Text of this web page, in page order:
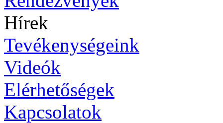
Hírek
Tevékenységeink
Videók
Elérhetőségek
Kapcsolatok